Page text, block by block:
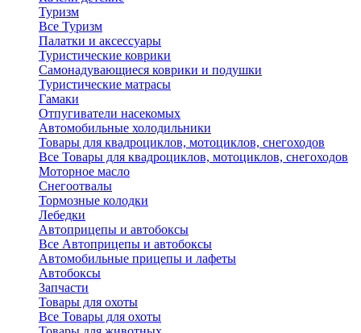
Туризм
Все Туризм
Палатки и аксессуары
Туристические коврики
Самонадувающиеся коврики и подушки
Туристические матрасы
Гамаки
Отпугиватели насекомых
Автомобильные холодильники
Товары для квадроциклов, мотоциклов, снегоходов
Все Товары для квадроциклов, мотоциклов, снегоходов
Моторное масло
Снегоотвалы
Тормозные колодки
Лебедки
Автоприцепы и автобоксы
Все Автоприцепы и автобоксы
Автомобильные прицепы и лафеты
Автобоксы
Запчасти
Товары для охоты
Все Товары для охоты